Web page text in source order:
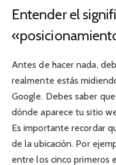
Entender el
Antes de hacer nada,
realmente estás
Google. Debes saber
dónde aparece tu sitio
Es importante recordar
de la ubicación. Por
entre los cinco primeros